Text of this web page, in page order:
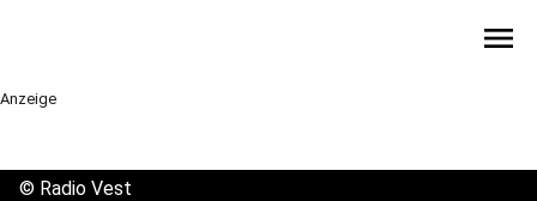
menu
Anzeige
© Radio Vest